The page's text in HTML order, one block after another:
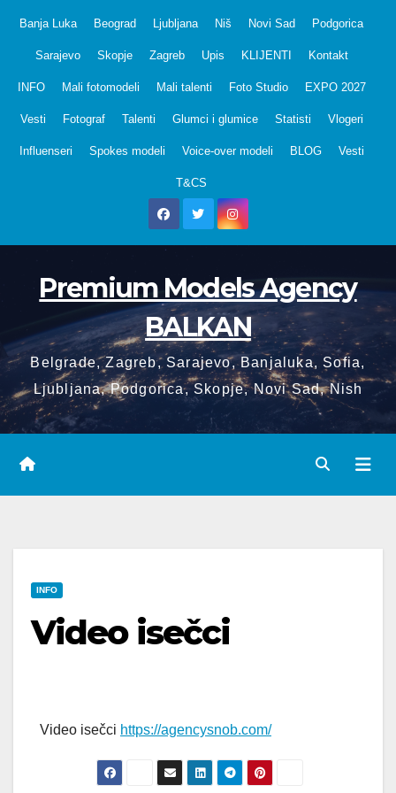
Banja Luka Beograd Ljubljana Niš Novi Sad Podgorica
Sarajevo Skopje Zagreb Upis KLIJENTI Kontakt
INFO Mali fotomodeli Mali talenti Foto Studio EXPO 2027
Vesti Fotograf Talenti Glumci i glumice Statisti Vlogeri
Influenseri Spokes modeli Voice-over modeli BLOG Vesti
T&CS
Premium Models Agency
BALKAN
Belgrade, Zagreb, Sarajevo, Banjaluka, Sofia,
Ljubljana, Podgorica, Skopje, Novi Sad, Nish
INFO
Video isečci
Video isečci https://agencysnob.com/